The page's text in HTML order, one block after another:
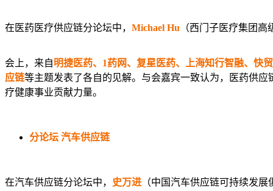
在医药医疗供应链分论坛中， Michael Hu （西门子医疗集团
会上，来自明捷医药、1药网、复星医药、上海知行智融、快
应链等主题发表了各自的见解。与会嘉宾一致认为，医药供
疗健康事业贡献力量。
分论坛 汽车供应链
在汽车供应链分论坛中， 史万进 （中国汽车供应链可持续发